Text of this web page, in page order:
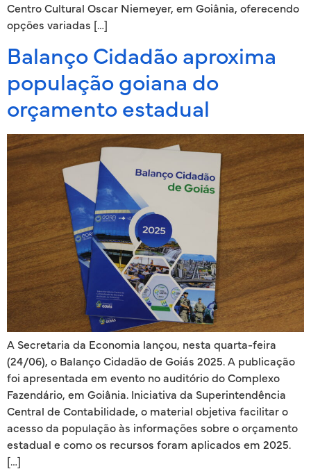
Centro Cultural Oscar Niemeyer, em Goiânia, oferecendo
opções variadas […]
Balanço Cidadão aproxima
população goiana do
orçamento estadual
A Secretaria da Economia lançou, nesta quarta-feira
(24/06), o Balanço Cidadão de Goiás 2025. A publicação
foi apresentada em evento no auditório do Complexo
Fazendário, em Goiânia. Iniciativa da Superintendência
Central de Contabilidade, o material objetiva facilitar o
acesso da população às informações sobre o orçamento
estadual e como os recursos foram aplicados em 2025.
[…]